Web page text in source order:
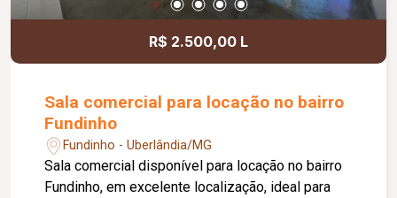
R$ 2.500,00 L
Sala comercial para locação no bairro
Fundinho
Fundinho - Uberlândia/MG
Sala comercial disponível para locação no bairro
Fundinho, em excelente localização, ideal para